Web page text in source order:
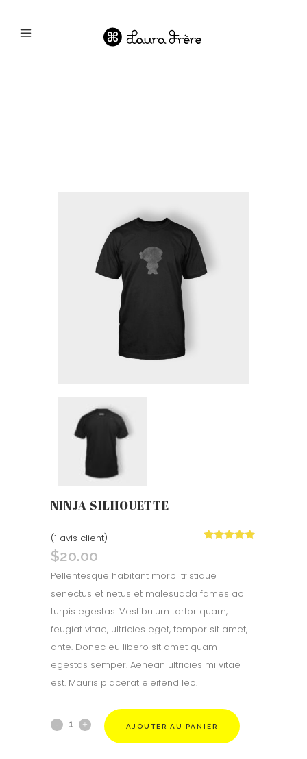
NINJA SILHOUETTE
client
(1 avis client)
$20.00
Pellentesque habitant morbi tristique
senectus et netus et malesuada fames ac
turpis egestas. Vestibulum tortor quam,
feugiat vitae, ultricies eget, tempor sit amet,
ante. Donec eu libero sit amet quam
egestas semper. Aenean ultricies mi vitae
est. Mauris placerat eleifend leo.
AJOUTER AU PANIER